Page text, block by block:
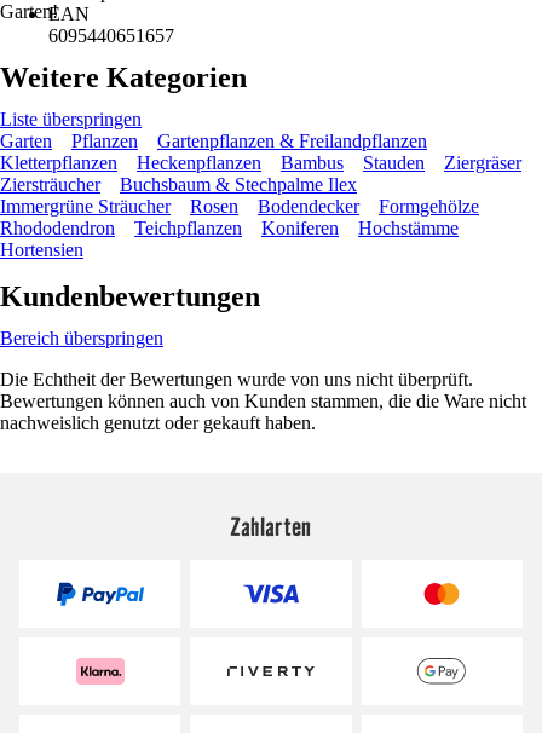
EAN
6095440651657
Garten!
Weitere Kategorien
Liste überspringen
Garten
Pflanzen
Gartenpflanzen & Freilandpflanzen
Kletterpflanzen
Heckenpflanzen Bambus Stauden
Ziergräser
Ziersträucher
Buchsbaum & Stechpalme Ilex
Immergrüne Sträucher
Rosen Bodendecker
Formgehölze
Rhododendron
Teichpflanzen Koniferen
Hochstämme
Hortensien
Kundenbewertungen
Bereich überspringen
Die Echtheit der Bewertungen wurde von uns nicht überprüft.
Bewertungen können auch von Kunden stammen, die die Ware nicht
nachweislich genutzt oder gekauft haben.
Zahlarten